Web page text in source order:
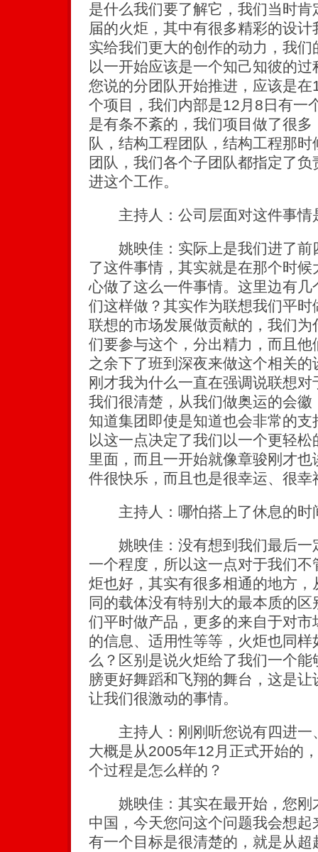
是什么我们要了解它，我们当时
届的火炬，其中有很多精彩的设
实给我们更大的创作的动力，我
以一开始应该是一个知己知彼的
您说的分团队开始推进，应该是
个项目，我们内部是12月8日有一
是有条不紊的，我们项目做了很
队，结构工程团队，结构工程那
团队，我们各个子团队都指定了
进这个工作。
主持人：公司层面对这件事情
姚映佳：实际上是我们进了前
了这件事情，其实就是在那个时
心做了这么一件事情。这里边有
们这样做？其实作为联想我们平
联想的市场发展做贡献的，我们
们要参与这个，分出精力，而且
之余下了班到深夜来做这个相关
刚才我为什么一直在强调说联想
我们很清楚，从我们做奥运的会
知道集团即使是知道也会非常的
以这一点决定了我们以一个更轻
里面，而且一开始就像章骏刚才
件很快乐，而且也是很幸运、很幸
主持人：哪怕搭上了休息的时
姚映佳：没有想到我们最后一
一个程度，所以这一点对于我们
炬也好，其实有很多相通的地方
同的载体没有特别大的最本质的
们平时做产品，更多的来自于对
的信息、适用性等等，火炬也同
么？区别是说火炬给了我们一个
膀更好舞蹈和飞翔的舞台，这是
让我们很激动的事情。
主持人：刚刚听您说有四进一
大概是从2005年12月正式开始的
个过程是怎么样的？
姚映佳：其实在最开始，您刚
中国，今天您问这个问题我会想
有一个目标是很清楚的，就是从